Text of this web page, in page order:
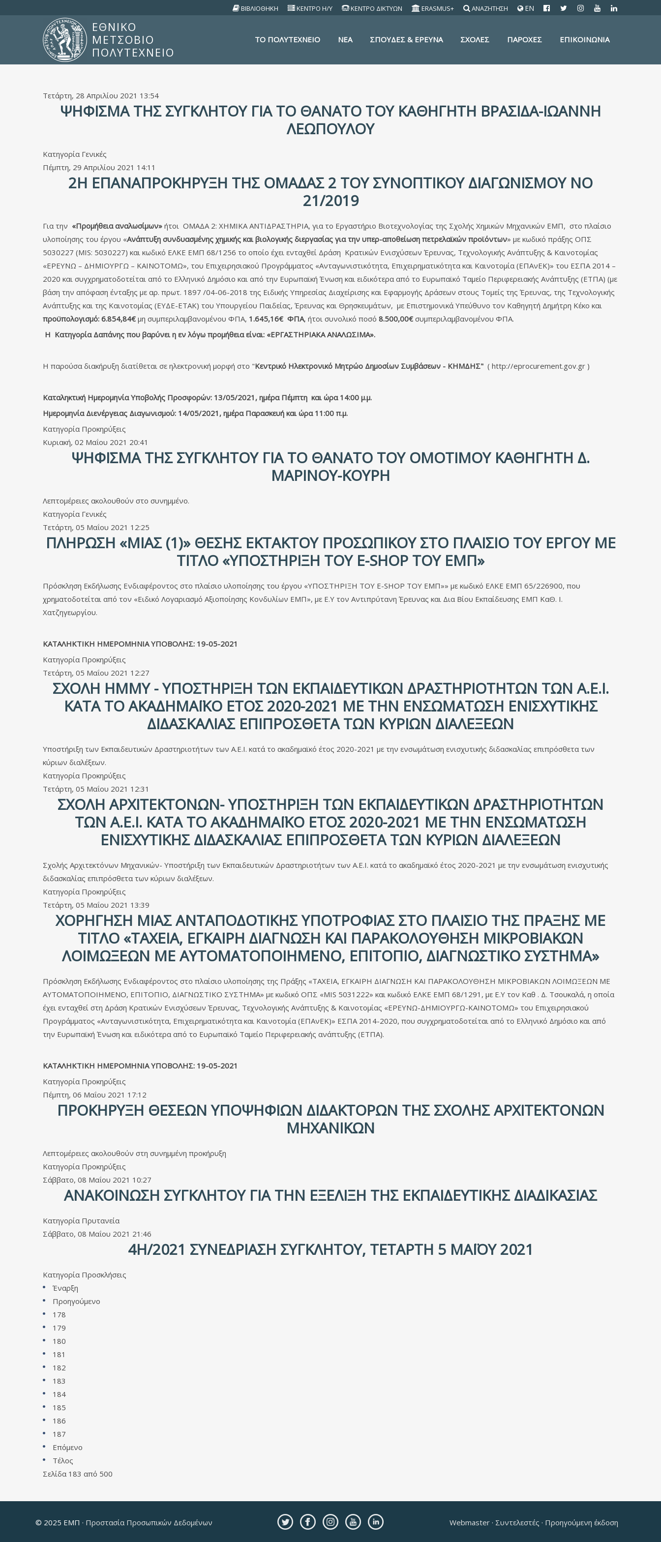
EN
ΒΙΒΛΙΟΘΗΚΗ ΚΕΝΤΡΟ Η/Υ ΚΕΝΤΡΟ ΔΙΚΤΥΩΝ ERASMUS+ ΑΝΑΖΗΤΗΣΗ
ΕΘΝΙΚΟ
ΜΕΤΣΟΒΙΟ
ΠΟΛΥΤΕΧΝΕΙΟ
TO ΠΟΛΥΤΕΧΝΕΙΟ ΝΕΑ ΣΠΟΥΔΕΣ & ΕΡΕΥΝΑ ΣΧΟΛΕΣ ΠΑΡΟΧΕΣ ΕΠΙΚΟΙΝΩΝΙΑ
Τετάρτη, 28 Απριλίου 2021 13:54
ΨΉΦΙΣΜΑ ΤΗΣ ΣΥΓΚΛΉΤΟΥ ΓΙΑ ΤΟ ΘΆΝΑΤΟ ΤΟΥ ΚΑΘΗΓΗΤΉ ΒΡΑΣΊΔΑ-ΙΩΆΝΝΗ
ΛΕΏΠΟΥΛΟΥ
Κατηγορία Γενικές
Πέμπτη, 29 Απριλίου 2021 14:11
2Η ΕΠΑΝΑΠΡΟΚΉΡΥΞΗ ΤΗΣ ΟΜΆΔΑΣ 2 ΤΟΥ ΣΥΝΟΠΤΙΚΟΎ ΔΙΑΓΩΝΙΣΜΟΎ ΝΟ
21/2019
Για την «Προμήθεια αναλωσίμων» ήτοι ΟΜΑΔΑ 2: ΧΗΜΙΚΑ ΑΝΤΙΔΡΑΣΤΗΡΙΑ, για το Εργαστήριο Βιοτεχνολογίας της Σχολής Χημικών Μηχανικών ΕΜΠ, στο πλαίσιο
υλοποίησης του έργου «Ανάπτυξη συνδυασμένης χημικής και βιολογικής διεργασίας για την υπερ-αποθείωση πετρελαϊκών προϊόντων» με κωδικό πράξης ΟΠΣ
5030227 (MIS: 5030227) και κωδικό ΕΛΚΕ ΕΜΠ 68/1256 το οποίο έχει ενταχθεί Δράση Κρατικών Ενισχύσεων Έρευνας, Τεχνολογικής Ανάπτυξης & Καινοτομίας
«ΕΡΕΥΝΩ – ΔΗΜΙΟΥΡΓΩ – ΚΑΙΝΟΤΟΜΩ», του Επιχειρησιακού Προγράμματος «Ανταγωνιστικότητα, Επιχειρηματικότητα και Καινοτομία (ΕΠΑνΕΚ)» του ΕΣΠΑ 2014 –
2020 και συγχρηματοδοτείται από το Ελληνικό Δημόσιο και από την Ευρωπαϊκή Ένωση και ειδικότερα από το Ευρωπαϊκό Ταμείο Περιφερειακής Ανάπτυξης (ΕΤΠΑ) (με
βάση την απόφαση ένταξης με αρ. πρωτ. 1897 /04-06-2018 της Ειδικής Υπηρεσίας Διαχείρισης και Εφαρμογής Δράσεων στους Τομείς της Έρευνας, της Τεχνολογικής
Ανάπτυξης και της Καινοτομίας (ΕΥΔΕ-ΕΤΑΚ) του Υπουργείου Παιδείας, Έρευνας και Θρησκευμάτων, με Επιστημονικά Υπεύθυνo τoν Καθηγητή Δημήτρη Κέκο και
προϋπολογισμό: 6.854,84€ μη συμπεριλαμβανομένου ΦΠΑ, 1.645,16€ ΦΠΑ, ήτοι συνολικό ποσό 8.500,00€ συμπεριλαμβανομένου ΦΠΑ.
Η Κατηγορία Δαπάνης που βαρύνει η εν λόγω προμήθεια είναι: «ΕΡΓΑΣΤΗΡΙΑΚΑ ΑΝΑΛΩΣΙΜΑ».
Η παρούσα διακήρυξη διατίθεται σε ηλεκτρονική μορφή στο "Κεντρικό Ηλεκτρονικό Μητρώο Δημοσίων Συμβάσεων - ΚΗΜΔΗΣ" ( http://eprocurement.gov.gr )
Καταληκτική Ημερομηνία Υποβολής Προσφορών: 13/05/2021, ημέρα Πέμπτη και ώρα 14:00 μ.μ.
Ημερομηνία Διενέργειας Διαγωνισμού: 14/05/2021, ημέρα Παρασκευή και ώρα 11:00 π.μ.
Κατηγορία Προκηρύξεις
Κυριακή, 02 Μαΐου 2021 20:41
ΨΉΦΙΣΜΑ ΤΗΣ ΣΥΓΚΛΉΤΟΥ ΓΙΑ ΤΟ ΘΆΝΑΤΟ ΤΟΥ ΟΜΌΤΙΜΟΥ ΚΑΘΗΓΗΤΉ Δ.
ΜΑΡΊΝΟΥ-ΚΟΥΡΉ
Λεπτομέρειες ακολουθούν στο συνημμένο.
Κατηγορία Γενικές
Τετάρτη, 05 Μαΐου 2021 12:25
ΠΛΉΡΩΣΗ «ΜΊΑΣ (1)» ΘΈΣΗΣ ΈΚΤΑΚΤΟΥ ΠΡΟΣΩΠΙΚΟΎ ΣΤΟ ΠΛΑΊΣΙΟ ΤΟΥ ΈΡΓΟΥ ΜΕ
ΤΊΤΛΟ «ΥΠΟΣΤΗΡΙΞΗ ΤΟΥ E-SHOP ΤΟΥ ΕΜΠ»
Πρόσκληση Εκδήλωσης Ενδιαφέροντος στο πλαίσιο υλοποίησης του έργου «ΥΠΟΣΤΗΡΙΞΗ ΤΟΥ E-SHOP ΤΟΥ ΕΜΠ»» με κωδικό ΕΛΚΕ ΕΜΠ 65/226900, που
χρηματοδοτείται από τον «Ειδικό Λογαριασμό Αξιοποίησης Κονδυλίων ΕΜΠ», με Ε.Υ τον Αντιπρύτανη Έρευνας και Δια Βίου Εκπαίδευσης ΕΜΠ ΚαΘ. Ι.
Χατζηγεωργίου.
ΚΑΤΑΛΗΚΤΙΚΗ ΗΜΕΡΟΜΗΝΙΑ ΥΠΟΒΟΛΗΣ: 19-05-2021
Κατηγορία Προκηρύξεις
Τετάρτη, 05 Μαΐου 2021 12:27
ΣΧΟΛΉ ΗΜΜΥ - ΥΠΟΣΤΉΡΙΞΗ ΤΩΝ ΕΚΠΑΙΔΕΥΤΙΚΏΝ ΔΡΑΣΤΗΡΙΟΤΉΤΩΝ ΤΩΝ Α.Ε.Ι.
ΚΑΤΆ ΤΟ ΑΚΑΔΗΜΑΪΚΌ ΈΤΟΣ 2020-2021 ΜΕ ΤΗΝ ΕΝΣΩΜΆΤΩΣΗ ΕΝΙΣΧΥΤΙΚΉΣ
ΔΙΔΑΣΚΑΛΊΑΣ ΕΠΙΠΡΌΣΘΕΤΑ ΤΩΝ ΚΎΡΙΩΝ ΔΙΑΛΈΞΕΩΝ
Υποστήριξη των Εκπαιδευτικών Δραστηριοτήτων των Α.Ε.Ι. κατά το ακαδημαϊκό έτος 2020-2021 με την ενσωμάτωση ενισχυτικής διδασκαλίας επιπρόσθετα των
κύριων διαλέξεων.
Κατηγορία Προκηρύξεις
Τετάρτη, 05 Μαΐου 2021 12:31
ΣΧΟΛΉ ΑΡΧΙΤΕΚΤΌΝΩΝ- ΥΠΟΣΤΉΡΙΞΗ ΤΩΝ ΕΚΠΑΙΔΕΥΤΙΚΏΝ ΔΡΑΣΤΗΡΙΟΤΉΤΩΝ
ΤΩΝ Α.Ε.Ι. ΚΑΤΆ ΤΟ ΑΚΑΔΗΜΑΪΚΌ ΈΤΟΣ 2020-2021 ΜΕ ΤΗΝ ΕΝΣΩΜΆΤΩΣΗ
ΕΝΙΣΧΥΤΙΚΉΣ ΔΙΔΑΣΚΑΛΊΑΣ ΕΠΙΠΡΌΣΘΕΤΑ ΤΩΝ ΚΎΡΙΩΝ ΔΙΑΛΈΞΕΩΝ
Σχολής Αρχιτεκτόνων Μηχανικών- Υποστήριξη των Εκπαιδευτικών Δραστηριοτήτων των Α.Ε.Ι. κατά το ακαδημαϊκό έτος 2020-2021 με την ενσωμάτωση ενισχυτικής
διδασκαλίας επιπρόσθετα των κύριων διαλέξεων.
Κατηγορία Προκηρύξεις
Τετάρτη, 05 Μαΐου 2021 13:39
ΧΟΡΉΓΗΣΗ ΜΊΑΣ ΑΝΤΑΠΟΔΟΤΙΚΉΣ ΥΠΟΤΡΟΦΊΑΣ ΣΤΟ ΠΛΑΊΣΙΟ ΤΗΣ ΠΡΆΞΗΣ ΜΕ
ΤΊΤΛΟ «ΤΑΧΕΙΑ, ΕΓΚΑΙΡΗ ΔΙΑΓΝΩΣΗ ΚΑΙ ΠΑΡΑΚΟΛΟΥΘΗΣΗ ΜΙΚΡΟΒΙΑΚΩΝ
ΛΟΙΜΩΞΕΩΝ ΜΕ ΑΥΤΟΜΑΤΟΠΟΙΗΜΕΝΟ, ΕΠΙΤΟΠΙΟ, ΔΙΑΓΝΩΣΤΙΚΟ ΣΥΣΤΗΜΑ»
Πρόσκληση Εκδήλωσης Ενδιαφέροντος στο πλαίσιο υλοποίησης της Πράξης «ΤΑΧΕΙΑ, ΕΓΚΑΙΡΗ ΔΙΑΓΝΩΣΗ ΚΑΙ ΠΑΡΑΚΟΛΟΥΘΗΣΗ ΜΙΚΡΟΒΙΑΚΩΝ ΛΟΙΜΩΞΕΩΝ ΜΕ
ΑΥΤΟΜΑΤΟΠΟΙΗΜΕΝΟ, ΕΠΙΤΟΠΙΟ, ΔΙΑΓΝΩΣΤΙΚΟ ΣΥΣΤΗΜΑ» με κωδικό ΟΠΣ «MIS 5031222» και κωδικό ΕΛΚΕ ΕΜΠ 68/1291, με Ε.Υ τον Καθ . Δ. Τσουκαλά, η οποία
έχει ενταχθεί στη Δράση Κρατικών Ενισχύσεων Έρευνας, Τεχνολογικής Ανάπτυξης & Καινοτομίας «ΕΡΕΥΝΩ-ΔΗΜΙΟΥΡΓΩ-ΚΑΙΝΟΤΟΜΩ» του Επιχειρησιακού
Προγράμματος «Ανταγωνιστικότητα, Επιχειρηματικότητα και Καινοτομία (ΕΠΑνΕΚ)» ΕΣΠΑ 2014-2020, που συγχρηματοδοτείται από το Ελληνικό Δημόσιο και από
την Ευρωπαϊκή Ένωση και ειδικότερα από το Ευρωπαϊκό Ταμείο Περιφερειακής ανάπτυξης (ΕΤΠΑ).
ΚΑΤΑΛΗΚΤΙΚΗ ΗΜΕΡΟΜΗΝΙΑ ΥΠΟΒΟΛΗΣ: 19-05-2021
Κατηγορία Προκηρύξεις
Πέμπτη, 06 Μαΐου 2021 17:12
ΠΡΟΚΉΡΥΞΗ ΘΈΣΕΩΝ ΥΠΟΨΗΦΊΩΝ ΔΙΔΑΚΤΌΡΩΝ ΤΗΣ ΣΧΟΛΉΣ ΑΡΧΙΤΕΚΤΌΝΩΝ
ΜΗΧΑΝΙΚΏΝ
Λεπτομέρειες ακολουθούν στη συνημμένη προκήρυξη
Κατηγορία Προκηρύξεις
Σάββατο, 08 Μαΐου 2021 10:27
ΑΝΑΚΟΊΝΩΣΗ ΣΥΓΚΛΉΤΟΥ ΓΙΑ ΤΗΝ ΕΞΈΛΙΞΗ ΤΗΣ ΕΚΠΑΙΔΕΥΤΙΚΉΣ ΔΙΑΔΙΚΑΣΊΑΣ
Κατηγορία Πρυτανεία
Σάββατο, 08 Μαΐου 2021 21:46
4Η/2021 ΣΥΝΕΔΡΊΑΣΗ ΣΥΓΚΛΉΤΟΥ, ΤΕΤΆΡΤΗ 5 ΜΑΪ́ΟΥ 2021
Κατηγορία Προσκλήσεις
Έναρξη
Προηγούμενο
178
179
180
181
182
183
184
185
186
187
Επόμενο
Τέλος
Σελίδα 183 από 500
© 2025 ΕΜΠ · Προστασία Προσωπικών Δεδομένων Webmaster · Συντελεστές · Προηγούμενη έκδοση